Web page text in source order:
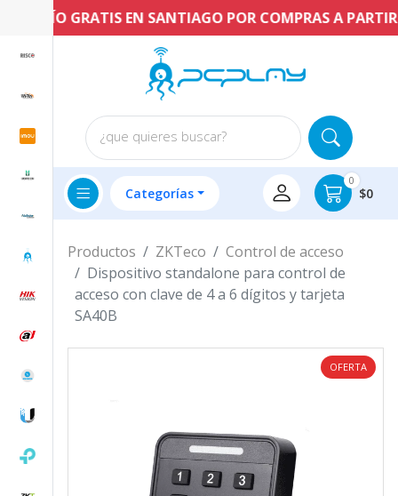
ENVÍO GRATIS EN SANTIAGO POR COMPRAS A PARTIR
¿que quieres buscar?
Categorías
0
$0
Productos ZKTeco
Control de acceso
Dispositivo standalone para control de
acceso con clave de 4 a 6 dígitos y tarjeta
SA40B
OFERTA